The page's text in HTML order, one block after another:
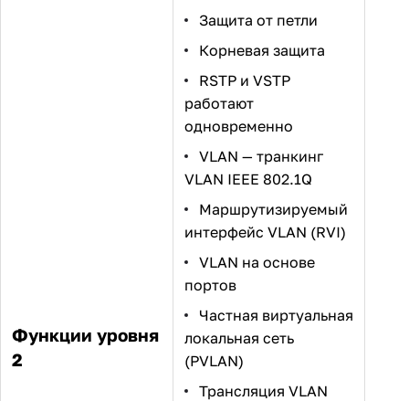
Функции уровня
2
Защита от петли
Корневая защита
RSTP и VSTP
работают
одновременно
VLAN — транкинг
VLAN IEEE 802.1Q
Маршрутизируемый
интерфейс VLAN (RVI)
VLAN на основе
портов
Частная виртуальная
локальная сеть
(PVLAN)
Трансляция VLAN